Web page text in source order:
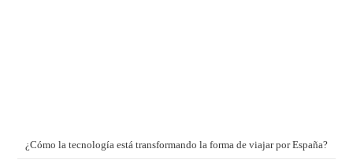
¿Cómo la tecnología está transformando la forma de viajar por España?